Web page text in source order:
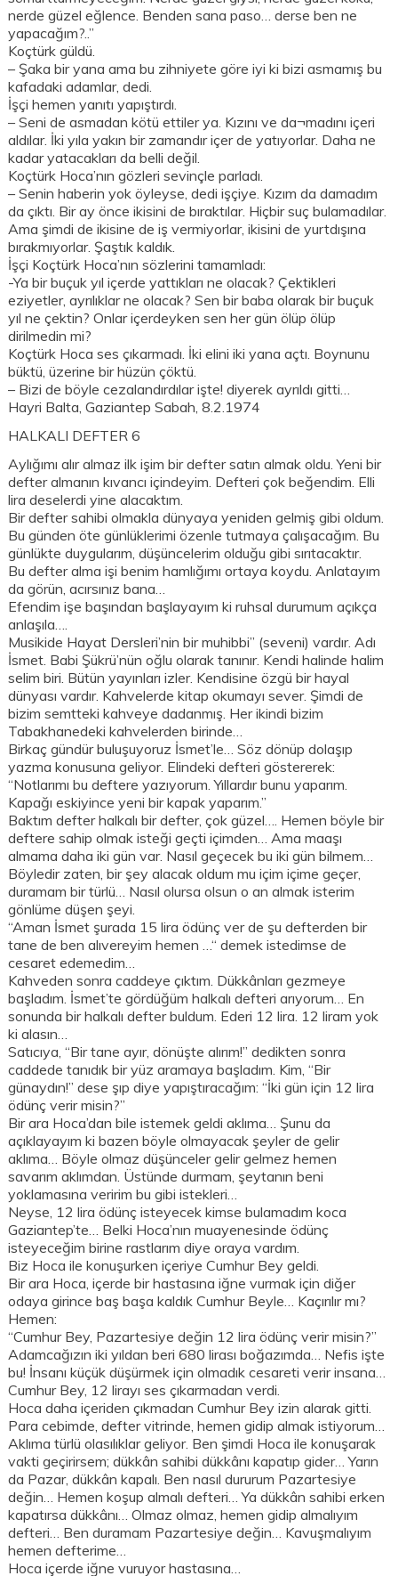
nerde güzel eğlence. Benden sana paso… derse ben ne
yapacağım?..”
Koçtürk güldü.
– Şaka bir yana ama bu zihniyete göre iyi ki bizi asmamış bu
kafadaki adamlar, dedi.
İşçi hemen yanıtı yapıştırdı.
– Seni de asmadan kötü ettiler ya. Kızını ve da¬madını içeri
aldılar. İki yıla yakın bir zamandır içer de yatıyorlar. Daha ne
kadar yatacakları da belli değil.
Koçtürk Hoca’nın gözleri sevinçle parladı.
– Senin haberin yok öyleyse, dedi işçiye. Kızım da damadım
da çıktı. Bir ay önce ikisini de bıraktılar. Hiçbir suç bulamadılar.
Ama şimdi de ikisine de iş vermiyorlar, ikisini de yurtdışına
bırakmıyorlar. Şaştık kaldık.
İşçi Koçtürk Hoca’nın sözlerini tamamladı:
-Ya bir buçuk yıl içerde yattıkları ne olacak? Çektikleri
eziyetler, ayrılıklar ne olacak? Sen bir baba olarak bir buçuk
yıl ne çektin? Onlar içerdeyken sen her gün ölüp ölüp
dirilmedin mi?
Koçtürk Hoca ses çıkarmadı. İki elini iki yana açtı. Boynunu
büktü, üzerine bir hüzün çöktü.
– Bizi de böyle cezalandırdılar işte! diyerek ayrıldı gitti…
Hayri Balta, Gaziantep Sabah, 8.2.1974
HALKALI DEFTER 6
Aylığımı alır almaz ilk işim bir defter satın almak oldu. Yeni bir
defter almanın kıvancı içindeyim. Defteri çok beğendim. Elli
lira deselerdi yine alacaktım.
Bir defter sahibi olmakla dünyaya yeniden gelmiş gibi oldum.
Bu günden öte günlüklerimi özenle tutmaya çalışacağım. Bu
günlükte duygularım, düşüncelerim olduğu gibi sırıtacaktır.
Bu defter alma işi benim hamlığımı ortaya koydu. Anlatayım
da görün, acırsınız bana…
Efendim işe başından başlayayım ki ruhsal durumum açıkça
anlaşıla….
Musikide Hayat Dersleri’nin bir muhibbi” (seveni) vardır. Adı
İsmet. Babi Şükrü’nün oğlu olarak tanınır. Kendi halinde halim
selim biri. Bütün yayınları izler. Kendisine özgü bir hayal
dünyası vardır. Kahvelerde kitap okumayı sever. Şimdi de
bizim semtteki kahveye dadanmış. Her ikindi bizim
Tabakhanedeki kahvelerden birinde…
Birkaç gündür buluşuyoruz İsmet’le… Söz dönüp dolaşıp
yazma konusuna geliyor. Elindeki defteri göstererek:
“Notlarımı bu deftere yazıyorum. Yıllardır bunu yaparım.
Kapağı eskiyince yeni bir kapak yaparım.”
Baktım defter halkalı bir defter, çok güzel…. Hemen böyle bir
deftere sahip olmak isteği geçti içimden… Ama maaşı
almama daha iki gün var. Nasıl geçecek bu iki gün bilmem…
Böyledir zaten, bir şey alacak oldum mu içim içime geçer,
duramam bir türlü… Nasıl olursa olsun o an almak isterim
gönlüme düşen şeyi.
“Aman İsmet şurada 15 lira ödünç ver de şu defterden bir
tane de ben alıvereyim hemen …“ demek istedimse de
cesaret edemedim…
Kahveden sonra caddeye çıktım. Dükkânları gezmeye
başladım. İsmet’te gördüğüm halkalı defteri arıyorum… En
sonunda bir halkalı defter buldum. Ederi 12 lira. 12 liram yok
ki alasın…
Satıcıya, “Bir tane ayır, dönüşte alırım!” dedikten sonra
caddede tanıdık bir yüz aramaya başladım. Kim, “Bir
günaydın!” dese şıp diye yapıştıracağım: “İki gün için 12 lira
ödünç verir misin?”
Bir ara Hoca’dan bile istemek geldi aklıma… Şunu da
açıklayayım ki bazen böyle olmayacak şeyler de gelir
aklıma… Böyle olmaz düşünceler gelir gelmez hemen
savarım aklımdan. Üstünde durmam, şeytanın beni
yoklamasına veririm bu gibi istekleri…
Neyse, 12 lira ödünç isteyecek kimse bulamadım koca
Gaziantep’te… Belki Hoca’nın muayenesinde ödünç
isteyeceğim birine rastlarım diye oraya vardım.
Biz Hoca ile konuşurken içeriye Cumhur Bey geldi.
Bir ara Hoca, içerde bir hastasına iğne vurmak için diğer
odaya girince baş başa kaldık Cumhur Beyle… Kaçırılır mı?
Hemen:
“Cumhur Bey, Pazartesiye değin 12 lira ödünç verir misin?”
Adamcağızın iki yıldan beri 680 lirası boğazımda… Nefis işte
bu! İnsanı küçük düşürmek için olmadık cesareti verir insana…
Cumhur Bey, 12 lirayı ses çıkarmadan verdi.
Hoca daha içeriden çıkmadan Cumhur Bey izin alarak gitti.
Para cebimde, defter vitrinde, hemen gidip almak istiyorum…
Aklıma türlü olasılıklar geliyor. Ben şimdi Hoca ile konuşarak
vakti geçirirsem; dükkân sahibi dükkânı kapatıp gider… Yarın
da Pazar, dükkân kapalı. Ben nasıl dururum Pazartesiye
değin… Hemen koşup almalı defteri… Ya dükkân sahibi erken
kapatırsa dükkânı… Olmaz olmaz, hemen gidip almalıyım
defteri… Ben duramam Pazartesiye değin… Kavuşmalıyım
hemen defterime…
Hoca içerde iğne vuruyor hastasına…